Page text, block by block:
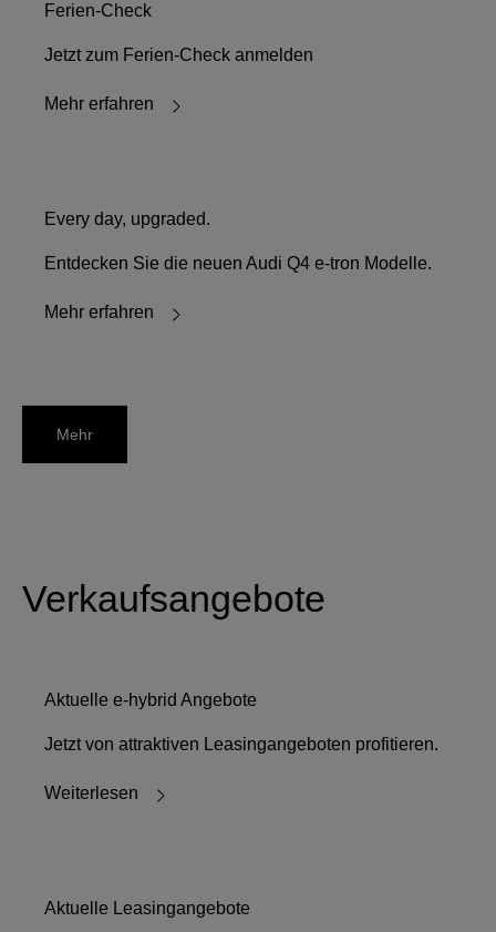
Ferien-Check
Jetzt zum Ferien-Check anmelden
Mehr erfahren
Every day, upgraded.
Entdecken Sie die neuen Audi Q4 e-tron Modelle.
Mehr erfahren
Mehr
Verkaufsangebote
Aktuelle e-hybrid Angebote
Jetzt von attraktiven Leasingangeboten profitieren.
Weiterlesen
Aktuelle Leasingangebote